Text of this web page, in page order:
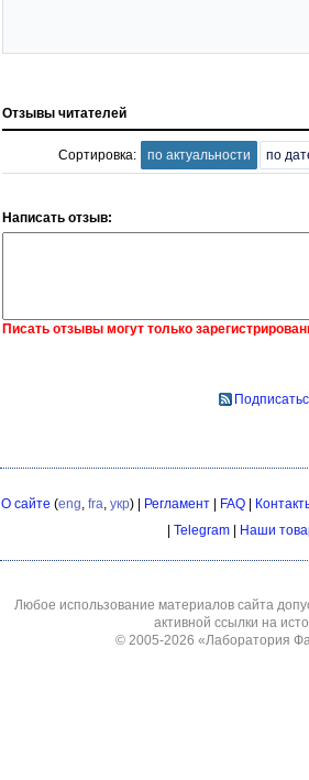
Отзывы читателей
Сортировка: по актуальности по
Написать отзыв:
Писать отзывы могут только
О сайте (eng fra укр) | Регламент| FAQ|
| Telegram | Наши
Любое использование материалов сайта
активной ссылки на
© 2005-2026 «Лаборатория